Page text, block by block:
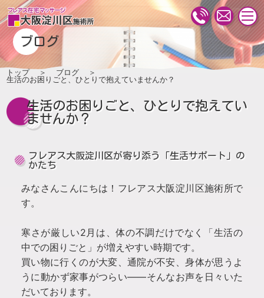
ブログ
トップ
ブログ
生活のお困りごと、ひとりで抱えていませんか？
生活のお困りごと、ひとりで抱えてい
ませんか？
フレアス大阪淀川区が寄り添う「生活サポート」の
かたち
みなさんこんにちは！フレアス大阪淀川区施術所で
す。
寒さが厳しい2月は、体の不調だけでなく「生活の
中での困りごと」が増えやすい時期です。
買い物に行くのが大変、通院が不安、身体が思うよ
うに動かず家事がつらい――そんなお声を日々いた
だいております。